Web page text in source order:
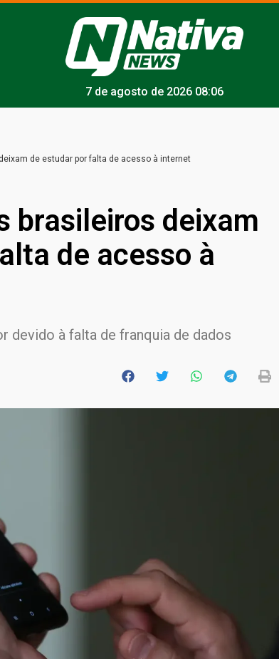
7 de agosto de 2026 08:06
de estudar por falta de acesso à internet
brasileiros deixam
de acesso à
devido à falta de franquia de dados